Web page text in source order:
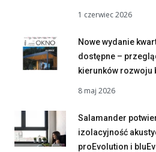
1 czerwiec 2026
Nowe wydanie
dostępne –
kierunków rozwoju
8 maj 2026
Salamander
izolacyjność
proEvolution i